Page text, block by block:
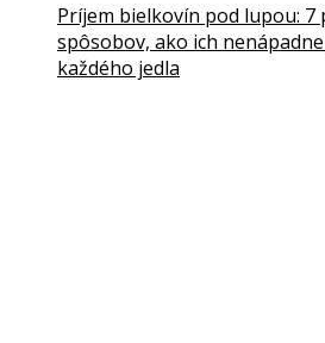
Príjem bielkovín pod lupou: 7
spôsobov, ako ich
každého jedla